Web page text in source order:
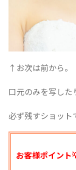
↑お次は前から。
口元のみを写した
必ず残すショット
お客様ポイント